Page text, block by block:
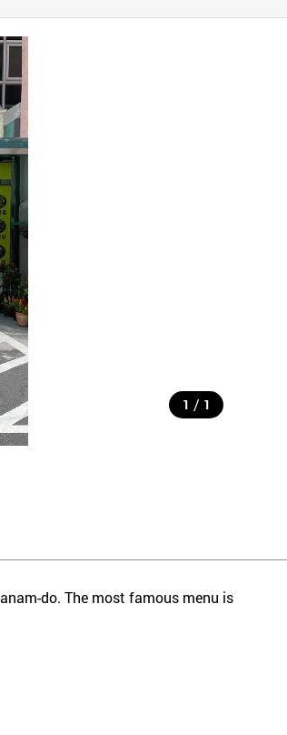
1 / 1
do. The most famous menu is